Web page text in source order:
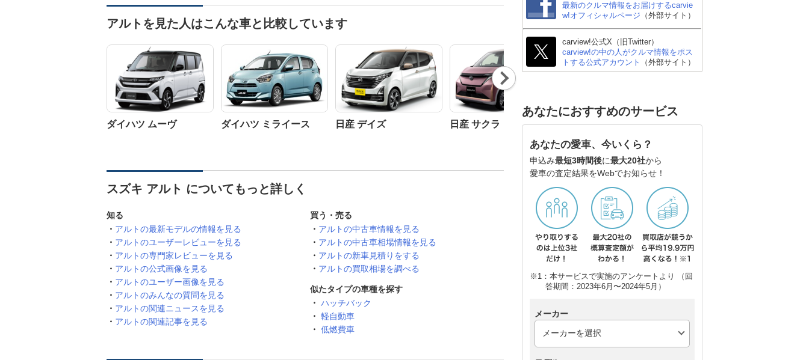
アルトを見た人はこんな車と比較しています
ダイハツ ムーヴ ダイハツ ミライース 日産 デイズ 日産 サクラ
ダイハツ ムーヴキャン
バス
ホンダ N-ONE
Nex
t
スズキ アルト についてもっと詳しく
知る
アルトの最新モデルの情報を見る
アルトのユーザーレビューを見る
アルトの専門家レビューを見る
アルトの公式画像を見る
アルトのユーザー画像を見る
アルトのみんなの質問を見る
アルトの関連ニュースを見る
アルトの関連記事を見る
買う・売る
アルトの中古車情報を見る
アルトの中古車相場情報を見る
アルトの新車見積りをする
アルトの買取相場を調べる
似たタイプの車種を探す
ハッチバック
軽自動車
低燃費車
最新のクルマ情報をお届けするcarvie
w!オフィシャルページ （外部サイト）
carview!公式X（旧Twitter）
carview!の中の人がクルマ情報をポス
トする公式アカウント
（外部サイト）
あなたにおすすめのサービス
あなたの愛車、今いくら？
申込み最短3時間後に最大20社から
愛車の査定結果をWebでお知らせ！
※1：本サービスで実施のアンケートより （回
答期間：2023年6月〜2024年5月）
メーカー